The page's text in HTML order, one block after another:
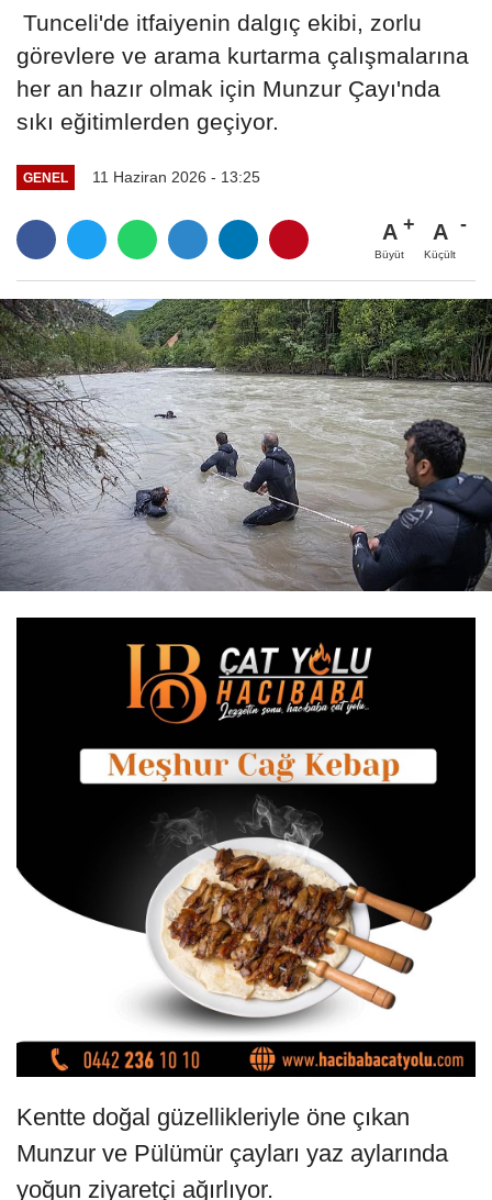
Tunceli'de itfaiyenin dalgıç ekibi, zorlu
görevlere ve arama kurtarma çalışmalarına
her an hazır olmak için Munzur Çayı'nda
sıkı eğitimlerden geçiyor.
GENEL 11 Haziran 2026 - 13:25
A
Büyüt
A
Küçült
Kentte doğal güzellikleriyle öne çıkan
Munzur ve Pülümür çayları yaz aylarında
yoğun ziyaretçi ağırlıyor.